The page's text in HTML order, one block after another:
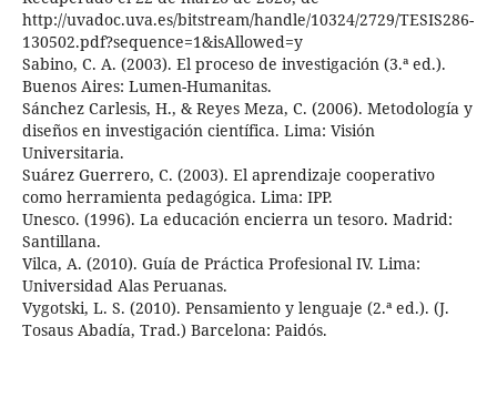
http://uvadoc.uva.es/bitstream/handle/10324/2729/TESIS286-
130502.pdf?sequence=1&isAllowed=y
Sabino, C. A. (2003). El proceso de investigación (3.ª ed.).
Buenos Aires: Lumen-Humanitas.
Sánchez Carlesis, H., & Reyes Meza, C. (2006). Metodología y
diseños en investigación científica. Lima: Visión
Universitaria.
Suárez Guerrero, C. (2003). El aprendizaje cooperativo
como herramienta pedagógica. Lima: IPP.
Unesco. (1996). La educación encierra un tesoro. Madrid:
Santillana.
Vilca, A. (2010). Guía de Práctica Profesional IV. Lima:
Universidad Alas Peruanas.
Vygotski, L. S. (2010). Pensamiento y lenguaje (2.ª ed.). (J.
Tosaus Abadía, Trad.) Barcelona: Paidós.